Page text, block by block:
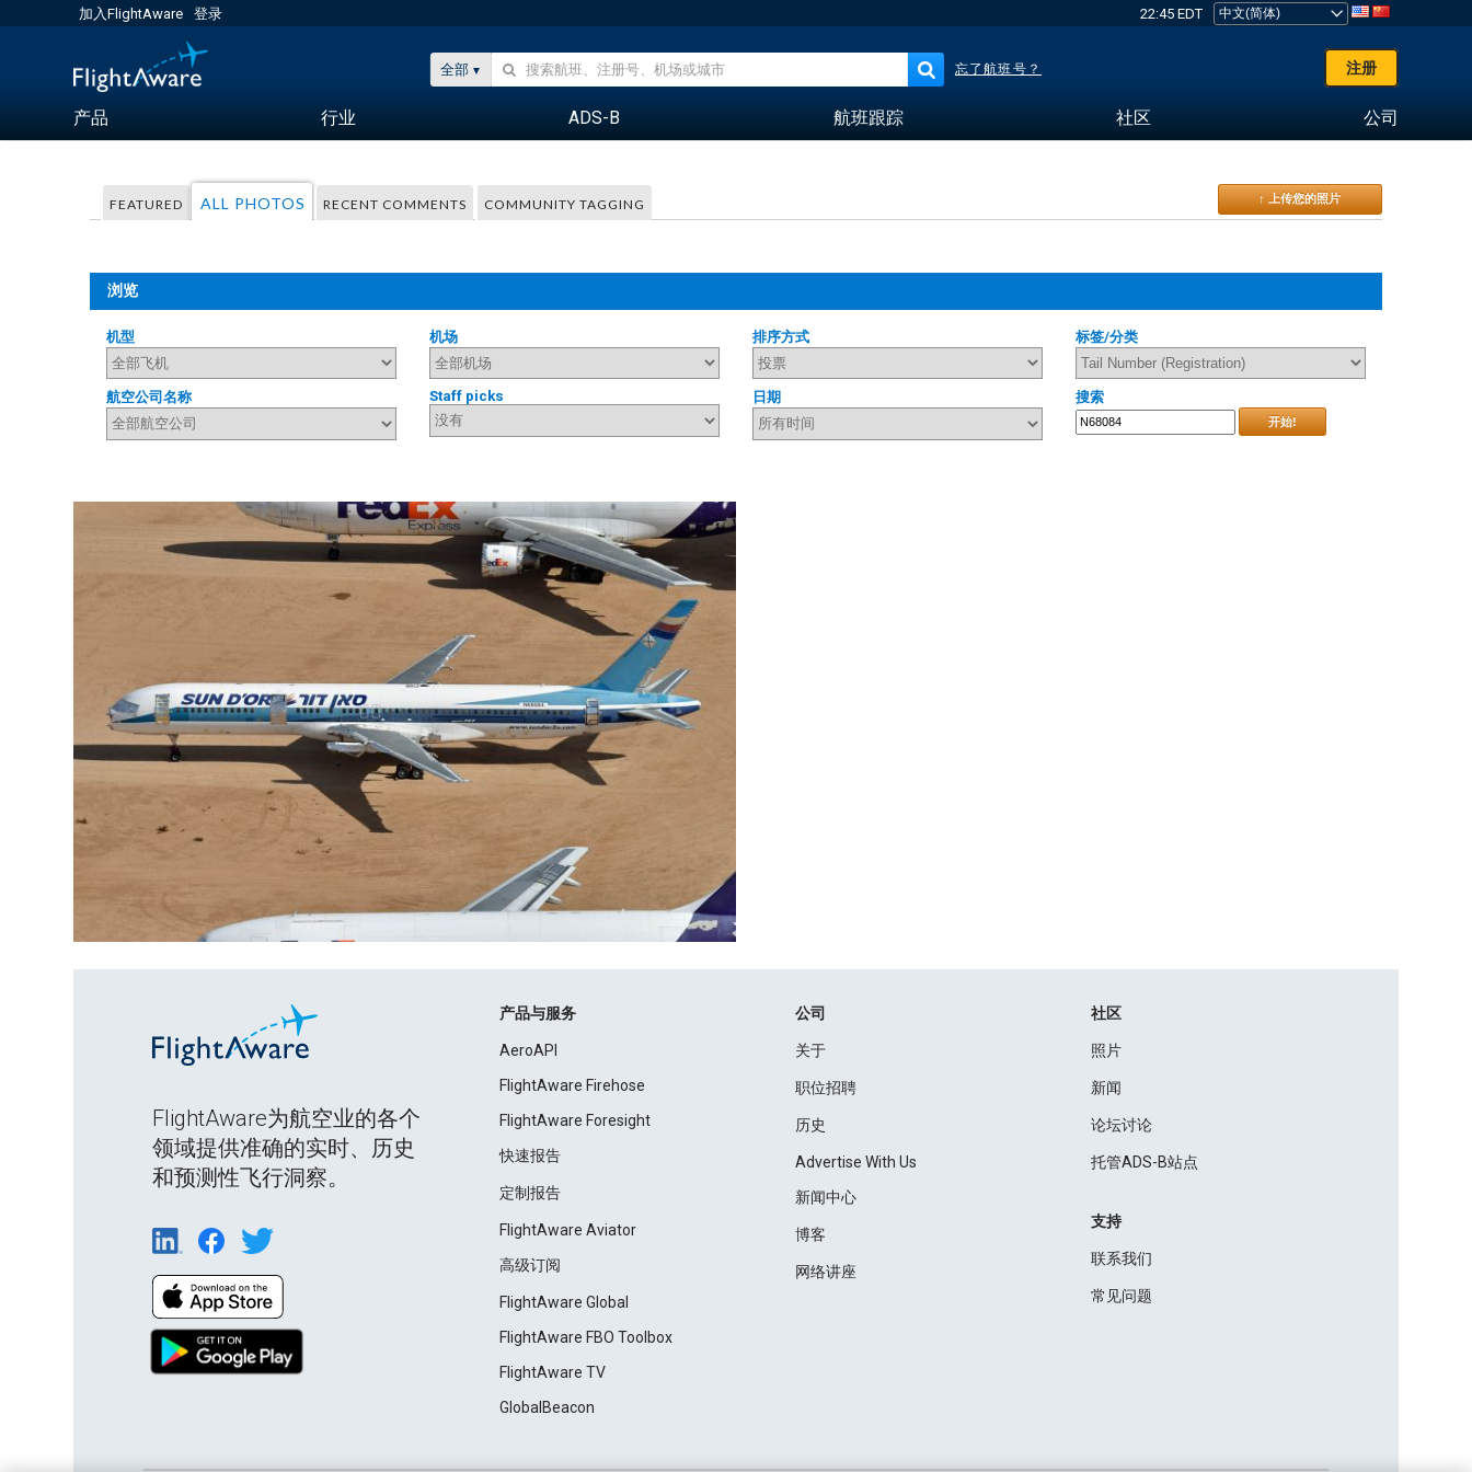
加入FlightAware 登录 22:45 EDT
全部 忘了航班号？ 注册
产品 行业 ADS-B 航班跟踪 社区 公司
FEATURED ALL PHOTOS RECENT COMMENTS COMMUNITY TAGGING ↑ 上传您的照片
浏览
机型 机场 排序方式 标签/分类
航空公司名称 Staff picks 日期 搜索
开始!
FlightAware为航空业的各个
领域提供准确的实时、历史
和预测性飞行洞察。
产品与服务
AeroAPI
FlightAware Firehose
FlightAware Foresight
快速报告
定制报告
FlightAware Aviator
高级订阅
FlightAware Global
FlightAware FBO Toolbox
FlightAware TV
GlobalBeacon
公司
关于
职位招聘
历史
Advertise With Us
新闻中心
博客
网络讲座
社区
照片
新闻
论坛讨论
托管ADS-B站点
支持
联系我们
常见问题